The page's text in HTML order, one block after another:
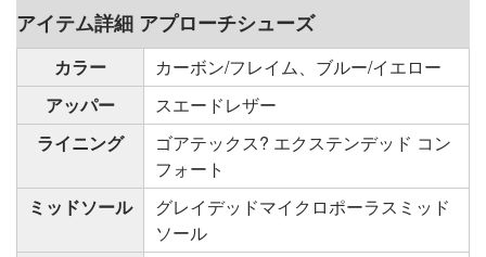
アイテム詳細 アプローチシューズ
カラー
カーボン/フレイム、ブルー/イエロー
アッパー
スエードレザー
ライニング
ゴアテックス? エクステンデッド コン
フォート
ミッドソール
グレイデッドマイクロポーラスミッド
ソール